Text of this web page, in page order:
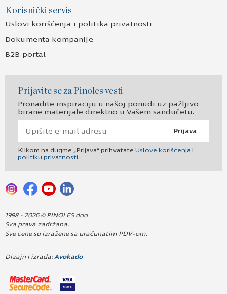
Korisnički servis
Uslovi korišćenja i politika privatnosti
Dokumenta kompanije
B2B portal
Prijavite se za Pinoles vesti
Pronađite inspiraciju u našoj ponudi uz pažljivo
birane materijale direktno u Vašem sandučetu.
Prijava
Klikom na dugme „Prijava“ prihvatate Uslove korišćenja i
politiku privatnosti.
1998 - 2026 © PINOLES doo
Sva prava zadržana.
Sve cene su izražene sa uračunatim PDV-om.
Dizajn i izrada:Avokado